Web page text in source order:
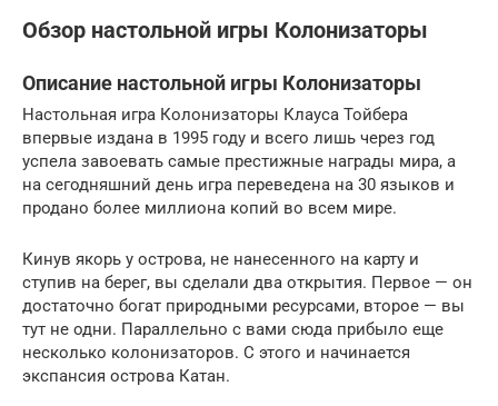
Обзор настольной игры Колонизаторы
Описание настольной игры Колонизаторы
Настольная игра Колонизаторы Клауса Тойбера
впервые издана в 1995 году и всего лишь через год
успела завоевать самые престижные награды мира, а
на сегодняшний день игра переведена на 30 языков и
продано более миллиона копий во всем мире.
Кинув якорь у острова, не нанесенного на карту и
ступив на берег, вы сделали два открытия. Первое — он
достаточно богат природными ресурсами, второе — вы
тут не одни. Параллельно с вами сюда прибыло еще
несколько колонизаторов. С этого и начинается
экспансия острова Катан.